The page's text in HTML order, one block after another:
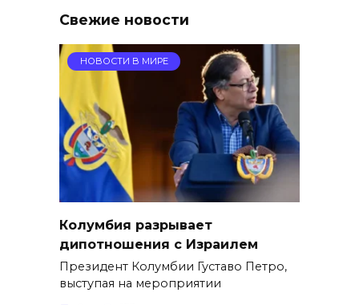
Свежие новости
НОВОСТИ В МИРЕ
Колумбия разрывает
дипотношения с Израилем
Президент Колумбии Густаво Петро,
выступая на мероприятии